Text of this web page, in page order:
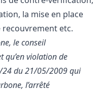
la mise en place
etc.
le conseil
qu’en violation de
24 du 21/05/2009 qui
l’arrêté